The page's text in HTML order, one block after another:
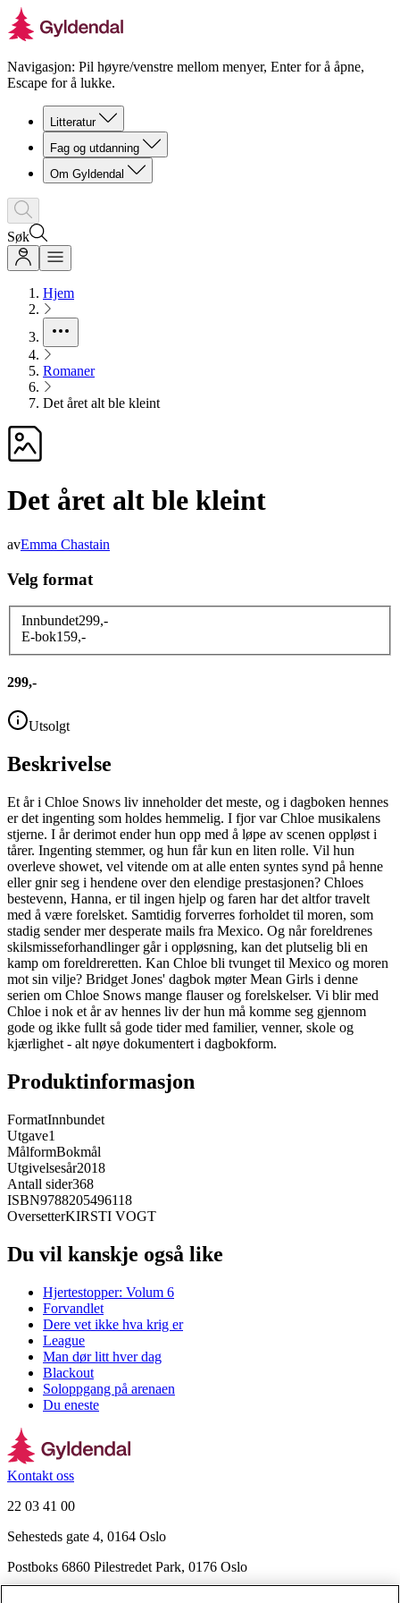
Navigasjon: Pil høyre/venstre mellom menyer, Enter for å åpne,
Escape for å lukke.
Litteratur
Fag og utdanning
Om Gyldendal
Søk
Hjem
Romaner
Det året alt ble kleint
Det året alt ble kleint
avEmma Chastain
Velg format
Innbundet299,-
E-bok159,-
299,-
Utsolgt
Beskrivelse
Et år i Chloe Snows liv inneholder det meste, og i dagboken hennes
er det ingenting som holdes hemmelig. I fjor var Chloe musikalens
stjerne. I år derimot ender hun opp med å løpe av scenen oppløst i
tårer. Ingenting stemmer, og hun får kun en liten rolle. Vil hun
overleve showet, vel vitende om at alle enten syntes synd på henne
eller gnir seg i hendene over den elendige prestasjonen? Chloes
bestevenn, Hanna, er til ingen hjelp og faren har det altfor travelt
med å være forelsket. Samtidig forverres forholdet til moren, som
stadig sender mer desperate mails fra Mexico. Og når foreldrenes
skilsmisseforhandlinger går i oppløsning, kan det plutselig bli en
kamp om foreldreretten. Kan Chloe bli tvunget til Mexico og moren
mot sin vilje? Bridget Jones' dagbok møter Mean Girls i denne
serien om Chloe Snows mange flauser og forelskelser. Vi blir med
Chloe i nok et år av hennes liv der hun må komme seg gjennom
gode og ikke fullt så gode tider med familier, venner, skole og
kjærlighet - alt nøye dokumentert i dagbokform.
Produktinformasjon
FormatInnbundet
Utgave1
MålformBokmål
Utgivelsesår2018
Antall sider368
ISBN9788205496118
OversetterKIRSTI VOGT
Du vil kanskje også like
Hjertestopper: Volum 6
Forvandlet
Dere vet ikke hva krig er
League
Man dør litt hver dag
Blackout
Soloppgang på arenaen
Du eneste
Kontakt oss
22 03 41 00
Sehesteds gate 4, 0164 Oslo
Postboks 6860 Pilestredet Park, 0176 Oslo